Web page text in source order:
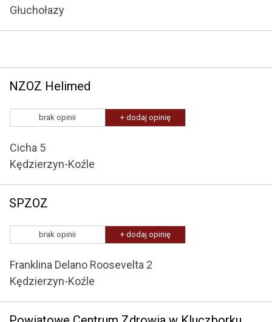
Głuchołazy
NZOZ Helimed
brak opinii + dodaj opinię
Cicha 5
Kędzierzyn-Koźle
SPZOZ
brak opinii + dodaj opinię
Franklina Delano Roosevelta 2
Kędzierzyn-Koźle